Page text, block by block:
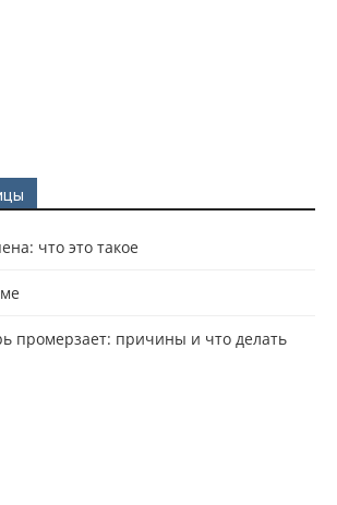
что это такое
промерзает: причины и что делать